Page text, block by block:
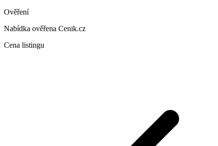
Ověření
Nabídka ověřena Cenik.cz
Cena listingu